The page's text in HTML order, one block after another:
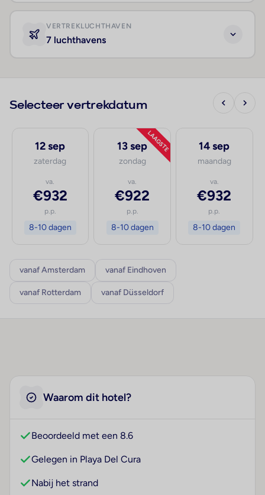
VERTREKLUCHTHAVEN
7 luchthavens
Selecteer vertrekdatum
12 sep
zaterdag
va.
€932
p.p.
8-10 dagen
LAAGSTE
13 sep
zondag
va.
€922
p.p.
8-10 dagen
14 sep
maandag
va.
€932
p.p.
8-10 dagen
vanaf Amsterdam vanaf Eindhoven
vanaf Rotterdam vanaf Düsseldorf
Waarom dit hotel?
Beoordeeld met een 8.6
Gelegen in Playa Del Cura
Nabij het strand